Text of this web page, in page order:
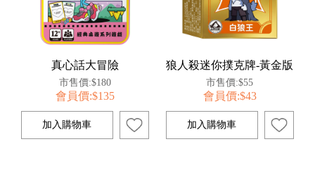
真心話大冒險
市售價:$180
會員價:$135
狼人殺迷你撲克牌-黃金版
市售價:$55
會員價:$43